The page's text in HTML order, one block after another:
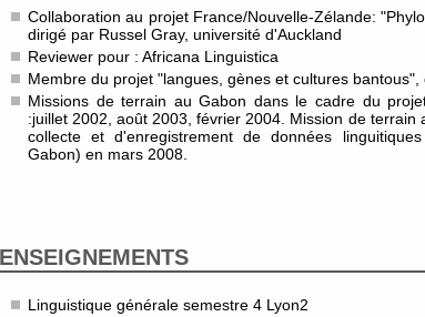
Collaboration au projet France/Nouvelle-Zélande:
dirigé par Russel Gray, université d'Auckland
Reviewer pour : Africana Linguistica
Membre du projet "langues, gènes et cultures bantous",
Missions de terrain au Gabon dans le cadre du
:juillet 2002, août 2003, février 2004. Mission de
collecte et d'enregistrement de données
Gabon) en mars 2008.
ENSEIGNEMENTS
Linguistique générale semestre 4 Lyon2